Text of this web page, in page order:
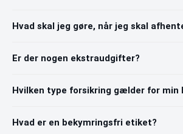
Hvad skal jeg gøre, når jeg skal
Er der nogen ekstraudgifter?
Hvilken type forsikring gælder for min
Hvad er en bekymringsfri etiket?